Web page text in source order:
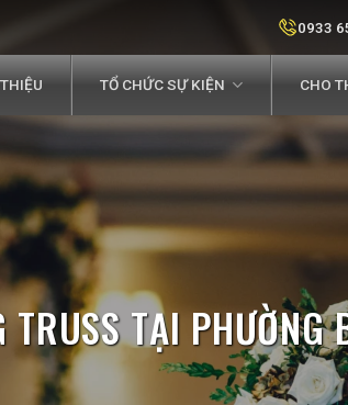
0933
TỔ CHỨC SỰ KIỆN CHO
TẠI